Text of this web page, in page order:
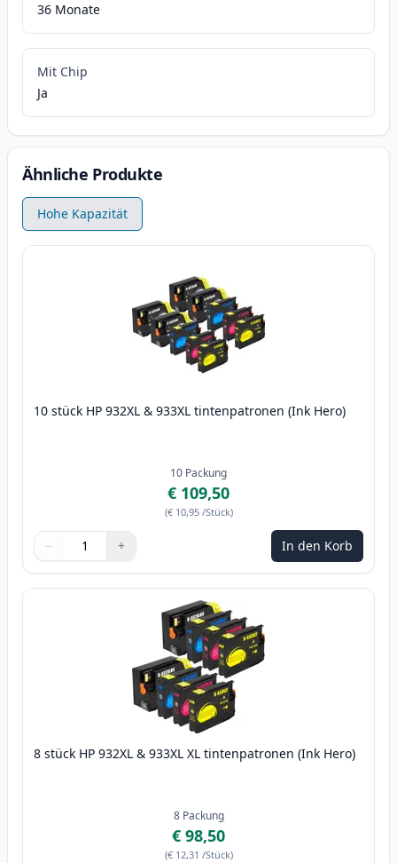
36 Monate
Mit Chip
Ja
Ähnliche Produkte
Hohe Kapazität
10 stück HP 932XL & 933XL tintenpatronen (Ink Hero)
10 Packung
€ 109,50
(€ 10,95 /Stück)
Menge
Verwenden Sie die Tasten, um anzupassen
− +
Menge 1 In den Korb
8 stück HP 932XL & 933XL XL tintenpatronen (Ink Hero)
8 Packung
€ 98,50
(€ 12,31 /Stück)